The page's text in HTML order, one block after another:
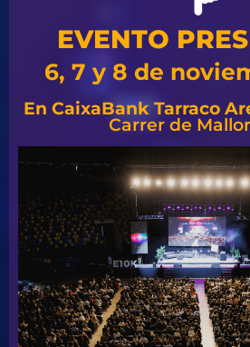
EVENTO
6, 7 y 8 de
En CaixaBank Tarraco
Carrer de